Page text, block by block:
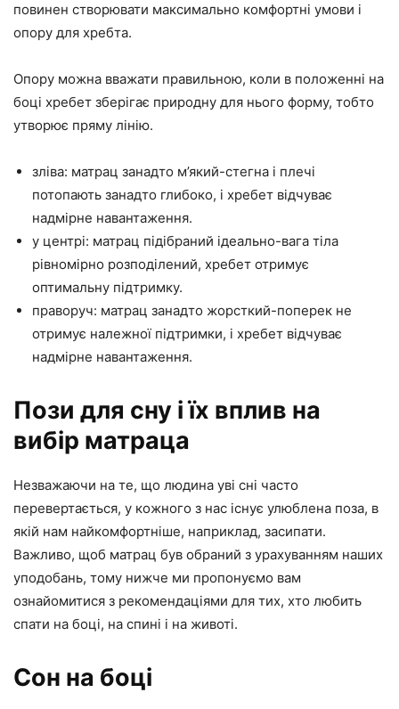
повинен створювати максимально комфортні умови і
опору для хребта.
Опору можна вважати правильною, коли в положенні на
боці хребет зберігає природну для нього форму, тобто
утворює пряму лінію.
зліва: матрац занадто м’який-стегна і плечі
потопають занадто глибоко, і хребет відчуває
надмірне навантаження.
у центрі: матрац підібраний ідеально-вага тіла
рівномірно розподілений, хребет отримує
оптимальну підтримку.
праворуч: матрац занадто жорсткий-поперек не
отримує належної підтримки, і хребет відчуває
надмірне навантаження.
Пози для сну і їх вплив на
вибір матраца
Незважаючи на те, що людина уві сні часто
перевертається, у кожного з нас існує улюблена поза, в
якій нам найкомфортніше, наприклад, засипати.
Важливо, щоб матрац був обраний з урахуванням наших
уподобань, тому нижче ми пропонуємо вам
ознайомитися з рекомендаціями для тих, хто любить
спати на боці, на спині і на животі.
Сон на боці